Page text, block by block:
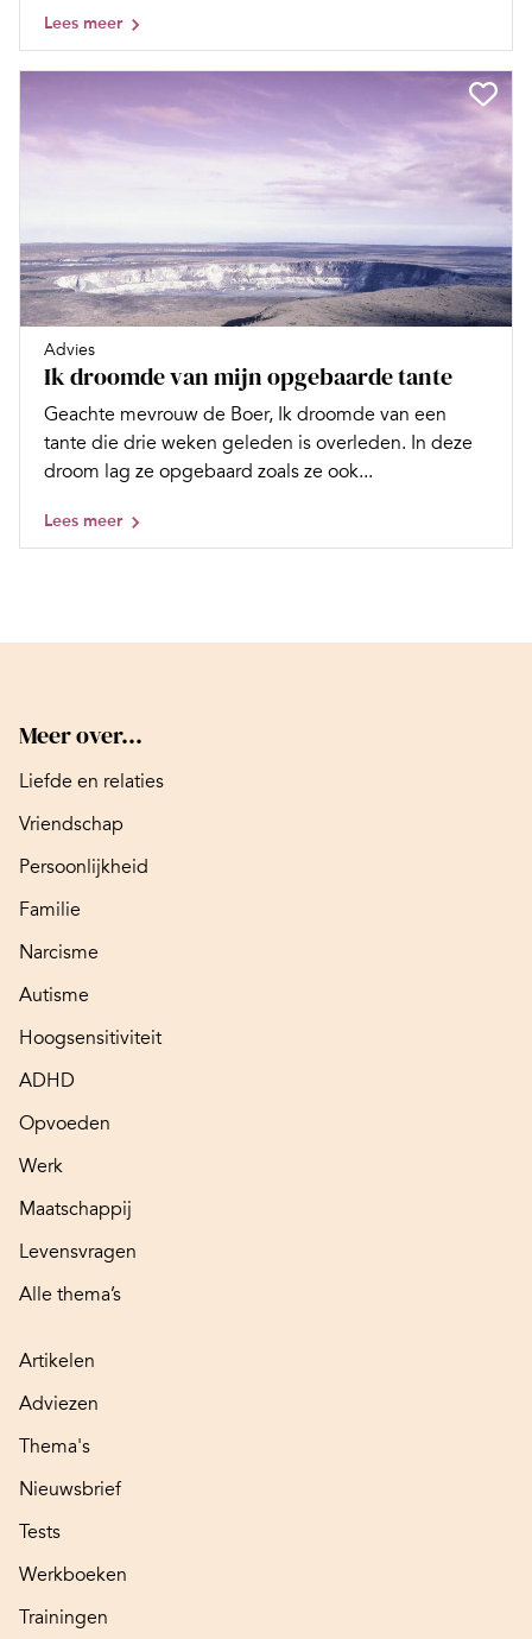
Lees meer
Advies
Ik droomde van mijn opgebaarde tante
Geachte mevrouw de Boer, Ik droomde van een
tante die drie weken geleden is overleden. In deze
droom lag ze opgebaard zoals ze ook...
Lees meer
Meer over...
Liefde en relaties
Vriendschap
Persoonlijkheid
Familie
Narcisme
Autisme
Hoogsensitiviteit
ADHD
Opvoeden
Werk
Maatschappij
Levensvragen
Alle thema’s
Artikelen
Adviezen
Thema's
Nieuwsbrief
Tests
Werkboeken
Trainingen